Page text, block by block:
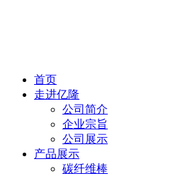
首页
走进亿隆
公司简介
企业宗旨
公司展示
产品展示
碳纤维棒